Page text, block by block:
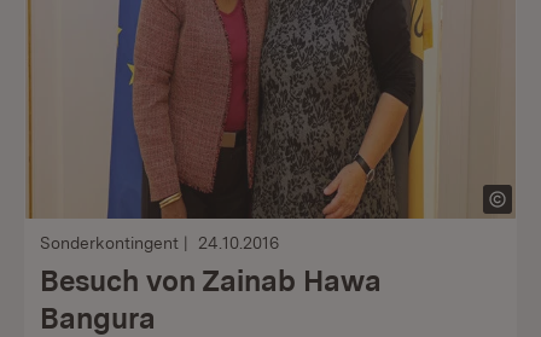
Sonderkontingent 24.10.2016
Besuch von Zainab Hawa
Bangura